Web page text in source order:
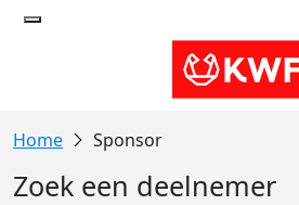
Sponsor
Zoek een deelnemer